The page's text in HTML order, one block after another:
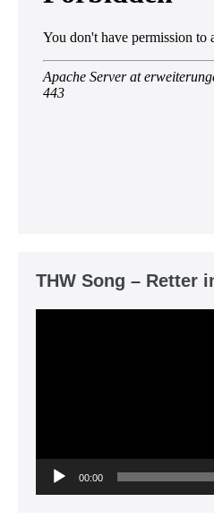
THW Song – Retter
00:00